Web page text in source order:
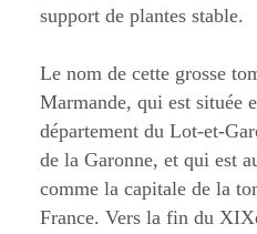
support de plantes stable.
Le nom de cette grosse
Marmande, qui est située
département du Lot-et-
de la Garonne, et qui est
comme la capitale de la
France. Vers la fin du